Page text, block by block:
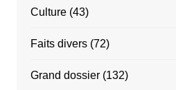
Culture(43)
Faits divers(72)
Grand dossier(132)